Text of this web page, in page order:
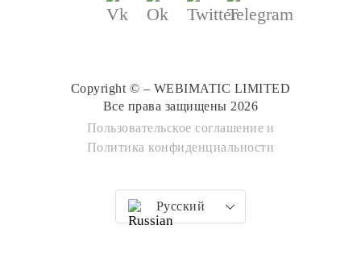
Copyright © – WEBIMATIC LIMITED
Все права защищены 2026
Пользовательское соглашение и
Политика конфиденциальности
Русский